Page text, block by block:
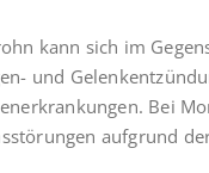
kann sich im
und
Bei
aufgrund